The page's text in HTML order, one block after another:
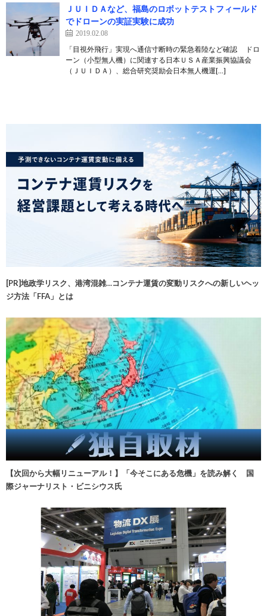
ＪＵＩＤＡなど、福島のロボットテストフィールド
でドローンの実証実験に成功
2019.02.08
「目視外飛行」実現へ通信寸断時の緊急着陸など確認 ドロ
ーン（小型無人機）に関連する日本ＵＳＡ産業振興協議会
（ＪＵＩＤＡ）、総合研究奨励会日本無人機運[…]
[PR]地政学リスク、港湾混雑…コンテナ運賃の変動リスクへの新しいヘッ
ジ方法「FFA」とは
【次回から大幅リニューアル！】「今そこにある危機」を読み解く 国
際ジャーナリスト・ビニシウス氏